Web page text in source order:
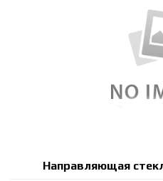
Направляющая